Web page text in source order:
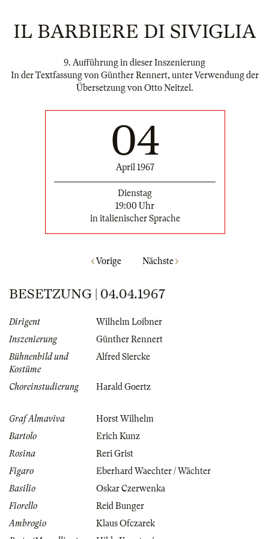
IL BARBIERE DI SIVIGLIA
9. Aufführung in dieser Inszenierung
In der Textfassung von Günther Rennert, unter Verwendung der
Übersetzung von Otto Neitzel.
04
April 1967
Dienstag
19:00 Uhr
in italienischer Sprache
Vorige Nächste
BESETZUNG | 04.04.1967
Dirigent
Wilhelm Loibner
Inszenierung
Günther Rennert
Bühnenbild und
Kostüme
Alfred Siercke
Choreinstudierung Harald Goertz
Graf Almaviva
Horst Wilhelm
Bartolo
Erich Kunz
Rosina
Reri Grist
Figaro
Eberhard Waechter / Wächter
Basilio
Oskar Czerwenka
Fiorello
Reid Bunger
Ambrogio
Klaus Ofczarek